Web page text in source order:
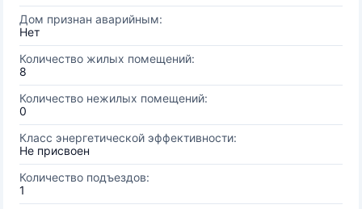
Дом признан аварийным:
Нет
Количество жилых помещений:
8
Количество нежилых помещений:
0
Класс энергетической эффективности:
Не присвоен
Количество подъездов:
1